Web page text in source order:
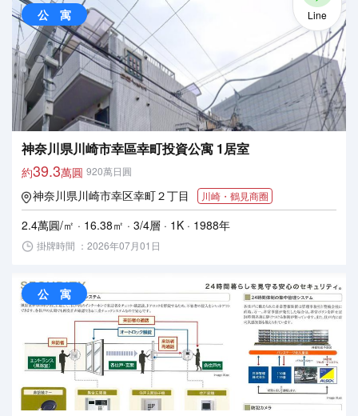
Line
公 寓
神奈川県川崎市幸區幸町投資公寓 1居室
約39.3萬圓 920萬日圓
神奈川県川崎市幸区幸町２丁目 川崎・鶴見商圈
2.4萬圓/㎡ · 16.38㎡ · 3/4層 · 1K · 1988年
掛牌時間 ：2026年07月01日
公 寓